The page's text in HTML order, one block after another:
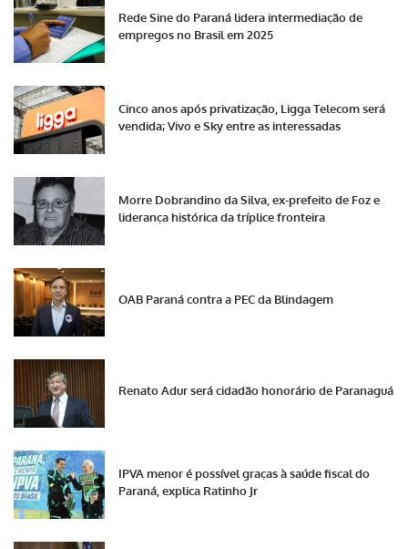
Rede Sine do Paraná lidera intermediação de
empregos no Brasil em 2025
Cinco anos após privatização, Ligga Telecom será
vendida; Vivo e Sky entre as interessadas
Morre Dobrandino da Silva, ex-prefeito de Foz e
liderança histórica da tríplice fronteira
OAB Paraná contra a PEC da Blindagem
Renato Adur será cidadão honorário de Paranaguá
IPVA menor é possível graças à saúde fiscal do
Paraná, explica Ratinho Jr